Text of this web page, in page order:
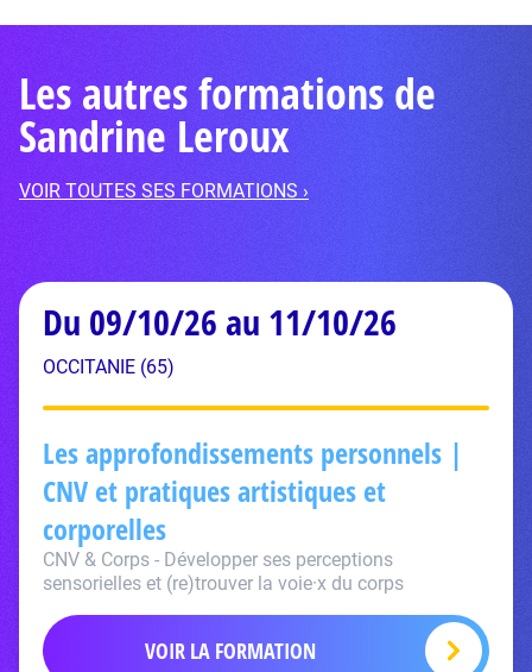
Les autres formations de
Sandrine Leroux
VOIR TOUTES SES FORMATIONS ›
Du 09/10/26 au 11/10/26
OCCITANIE (65)
Les approfondissements personnels |
CNV et pratiques artistiques et
corporelles
CNV & Corps - Développer ses perceptions
sensorielles et (re)trouver la voie·x du corps
VOIR LA FORMATION